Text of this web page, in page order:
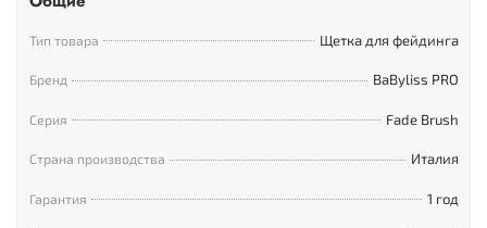
Тип товара Щетка для фейдинга
Бренд BaByliss PRO
Серия Fade Brush
Страна производства Италия
Гарантия 1 год